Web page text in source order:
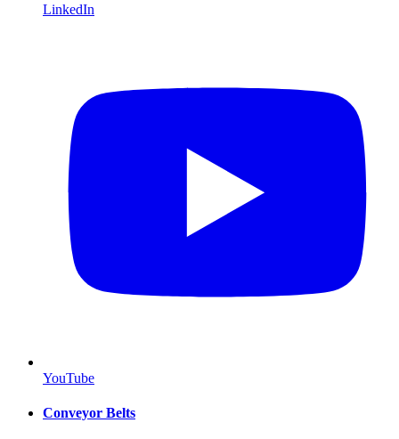
LinkedIn
YouTube
Conveyor Belts